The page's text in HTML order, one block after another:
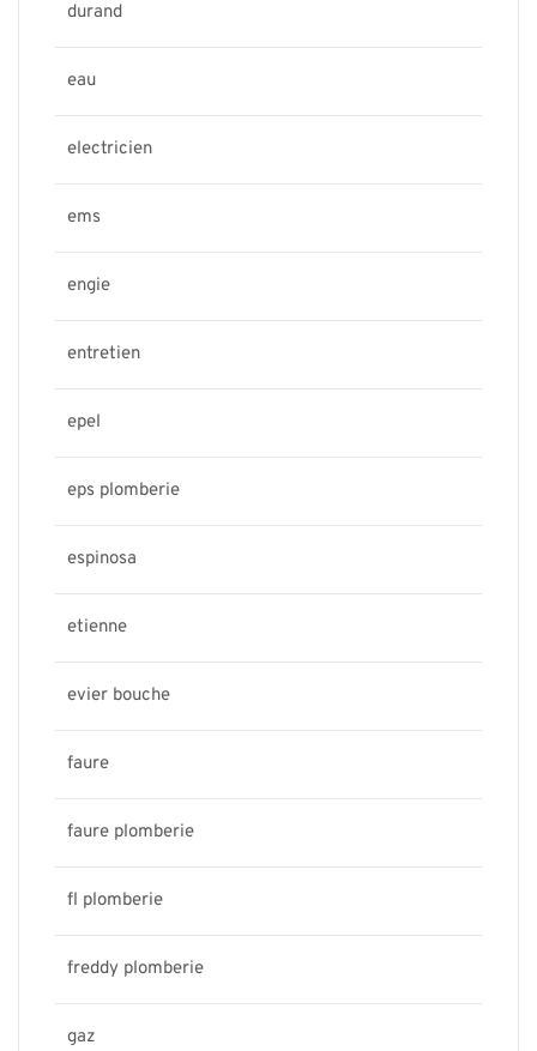
durand
eau
electricien
ems
engie
entretien
epel
eps plomberie
espinosa
etienne
evier bouche
faure
faure plomberie
fl plomberie
freddy plomberie
gaz